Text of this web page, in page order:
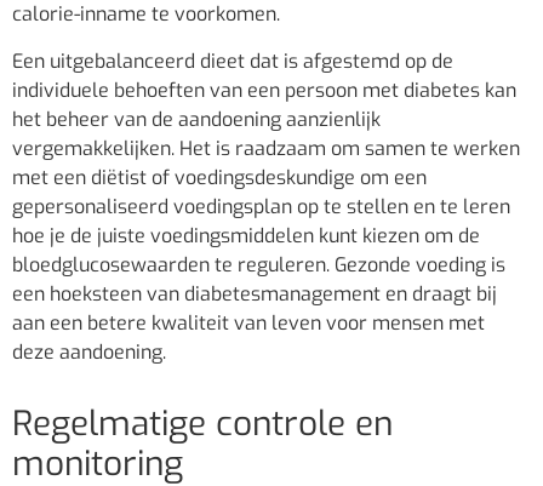
calorie-inname te voorkomen.
Een uitgebalanceerd dieet dat is afgestemd op de
individuele behoeften van een persoon met diabetes kan
het beheer van de aandoening aanzienlijk
vergemakkelijken. Het is raadzaam om samen te werken
met een diëtist of voedingsdeskundige om een
gepersonaliseerd voedingsplan op te stellen en te leren
hoe je de juiste voedingsmiddelen kunt kiezen om de
bloedglucosewaarden te reguleren. Gezonde voeding is
een hoeksteen van diabetesmanagement en draagt bij
aan een betere kwaliteit van leven voor mensen met
deze aandoening.
Regelmatige controle en
monitoring